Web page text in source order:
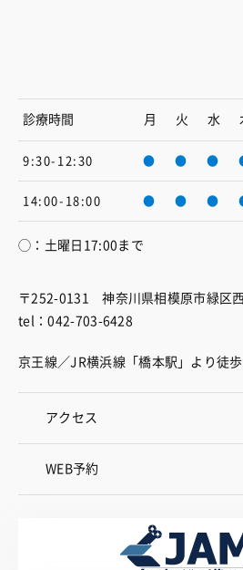
診療時間 月 火 水
9:30-12:30 ● ● ●
14:00-18:00 ● ● ●
◯：土曜日17:00まで
〒252-0131 神奈川県相模原市緑区
tel：042-703-6428
京王線／JR横浜線「橋本駅」より徒
アクセス
WEB予約